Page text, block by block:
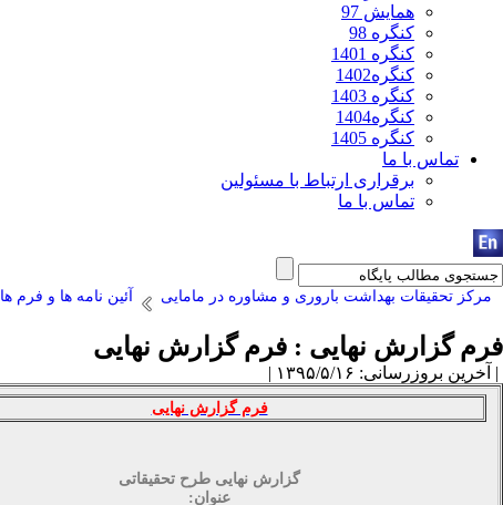
همایش 97
کنگره 98
کنگره 1401
کنگره1402
کنگره 1403
کنگره1404
کنگره 1405
تماس با ما
برقراری ارتباط با مسئولین
تماس با ما
مرکز تحقیقات بهداشت باروری و مشاوره در مامایی آئین نامه ها و فرم ها
فرم گزارش نهایی : فرم گزارش نهایی
| آخرین بروزرسانی: ۱۳۹۵/۵/۱۶ |
فرم گزارش نهایی
گزارش نهایی طرح تحقیقاتی
عنوان: